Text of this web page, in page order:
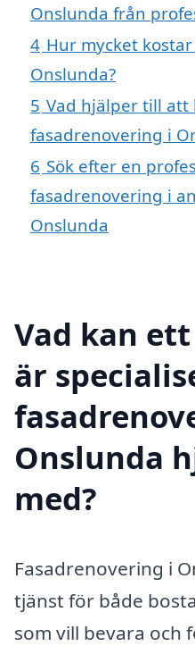
Onslunda från
4 Hur mycket
Onslunda?
5 Vad hjälper till att
fasadrenovering i
6 Sök efter en
fasadrenovering i
Onslunda
Vad kan
är
Onslunda
med?
Fasadrenovering i
tjänst för både
som vill bevara och